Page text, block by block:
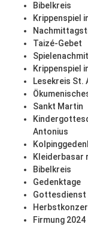
Bibelkreis
Krippenspiel
Taizé-Gebet
Krippenspiel
Lesekreis St.
Sankt Martin
Antonius
Kleiderbasar
Bibelkreis
Gedenktage
Gottesdienst
Firmung 2024